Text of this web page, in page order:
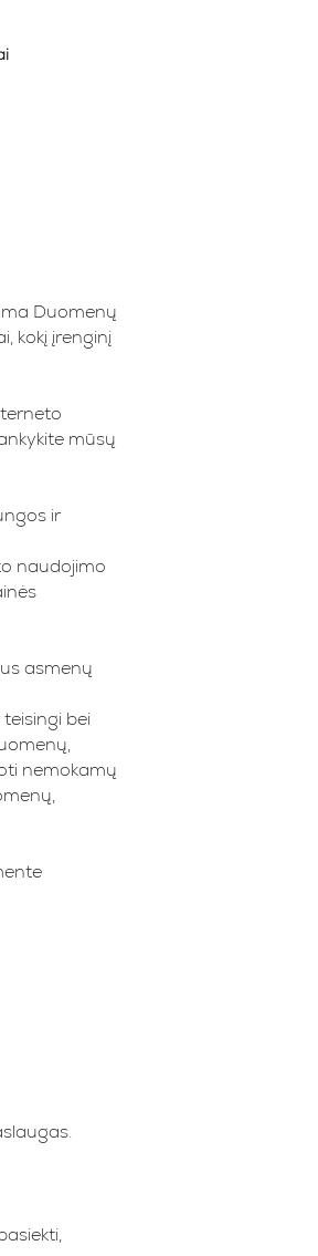
Duomenų
kokį įrenginį
mūsų
ir
naudojimo
asmenų
bei
nemokamų